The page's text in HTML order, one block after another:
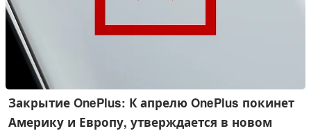
Закрытие OnePlus: К апрелю OnePlus покинет
Америку и Европу, утверждается в новом